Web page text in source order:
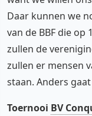
Daar kunnen we
van de BBF die
zullen de
zullen er mensen
staan. Anders
Toernooi BV